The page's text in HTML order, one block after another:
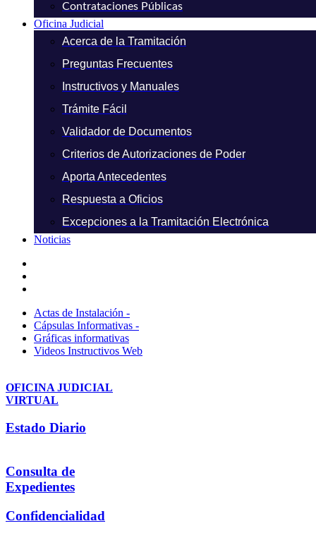
Contrataciones Públicas
Oficina Judicial
Acerca de la Tramitación
Preguntas Frecuentes
Instructivos y Manuales
Trámite Fácil
Validador de Documentos
Criterios de Autorizaciones de Poder
Aporta Antecedentes
Respuesta a Oficios
Excepciones a la Tramitación Electrónica
Noticias
Actas de Instalación -
Cápsulas Informativas -
Gráficas informativas
Videos Instructivos Web
OFICINA JUDICIAL
VIRTUAL
Estado Diario
Consulta de
Expedientes
Confidencialidad